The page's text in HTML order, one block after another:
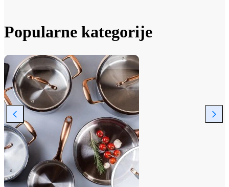
Popularne kategorije